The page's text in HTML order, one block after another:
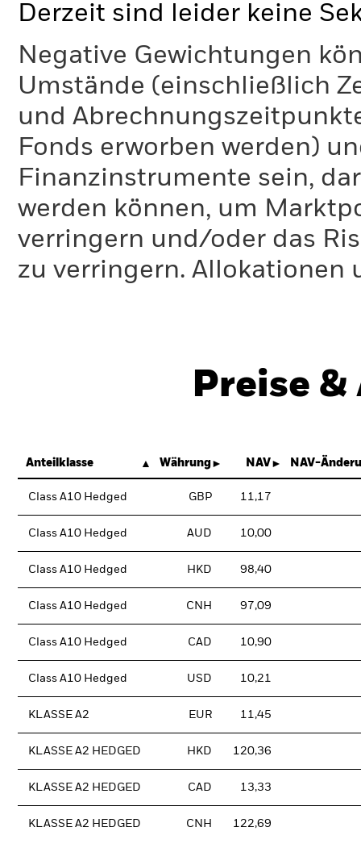
Derzeit sind leider keine
Negative Gewichtungen
Umstände (einschließlich
und
Fonds erworben werden)
Finanzinstrumente sein,
werden können, um
verringern und/oder das
zu verringern. Allokationen
Preise
Anteilklasse Währung NAV NAV-
Class A10 Hedged GBP 11,17
Class A10 Hedged AUD 10,00
Class A10 Hedged HKD 98,40
Class A10 Hedged CNH 97,09
Class A10 Hedged CAD 10,90
Class A10 Hedged USD 10,21
KLASSE A2 EUR 11,45
KLASSE A2 HEDGED HKD 120,36
KLASSE A2 HEDGED CAD 13,33
KLASSE A2 HEDGED CNH 122,69